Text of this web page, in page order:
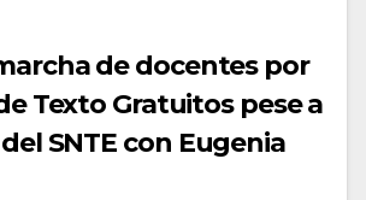
de docentes por
Texto Gratuitos pese a
SNTE con Eugenia